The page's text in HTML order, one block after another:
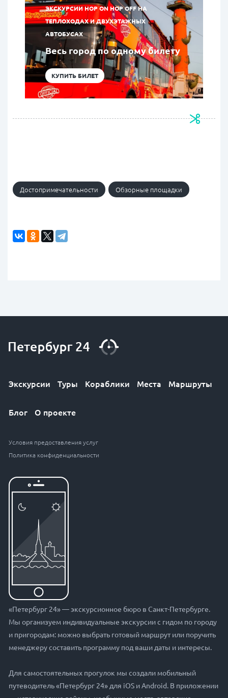
ЭКСКУРСИИ HOP ON HOP OFF НА
ТЕПЛОХОДАХ И ДВУХЭТАЖНЫХ
АВТОБУСАХ
Весь город по одному билету
КУПИТЬ БИЛЕТ
Достопримечательности Обзорные площадки
Экскурсии Туры Кораблики Места Маршруты
Блог О проекте
Условия предоставления услуг
Политика конфиденциальности
«Петербург 24» — экскурсионное бюро в Санкт-Петербурге.
Мы организуем индивидуальные экскурсии с гидом по городу
и пригородам: можно выбрать готовый маршрут или поручить
менеджеру составить программу под ваши даты и интересы.
Для самостоятельных прогулок мы создали мобильный
путеводитель «Петербург 24» для iOS и Android. В приложении